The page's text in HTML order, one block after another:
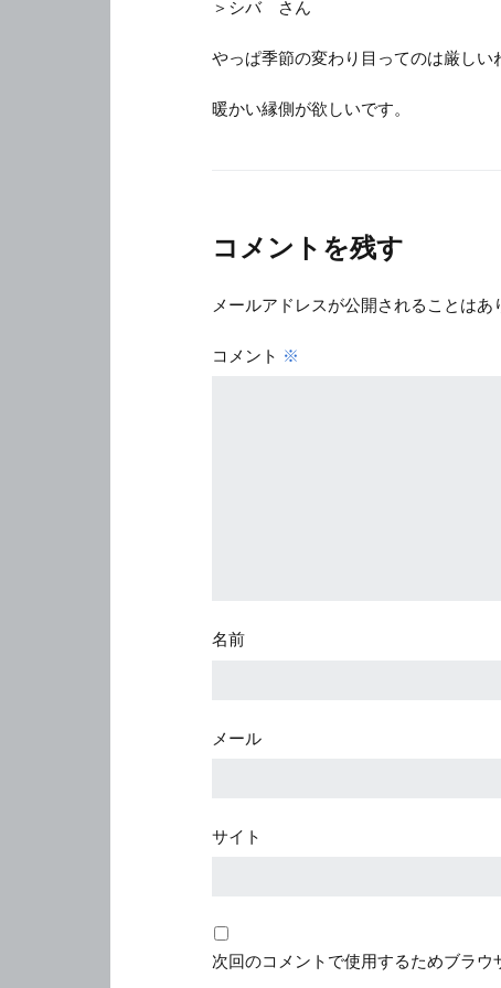
＞シバ さん
やっぱ季節の変わり目ってのは厳しい
暖かい縁側が欲しいです。
コメントを残す
メールアドレスが公開されることはあ
コメント ※
名前
メール
サイト
次回のコメントで使用するためブラウ